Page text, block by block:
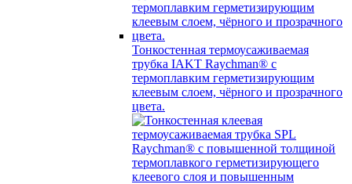
Тонкостенная термоусаживаемая
трубка IAKT Raychman® с
термоплавким герметизирующим
клеевым слоем, чёрного и прозрачного
цвета.